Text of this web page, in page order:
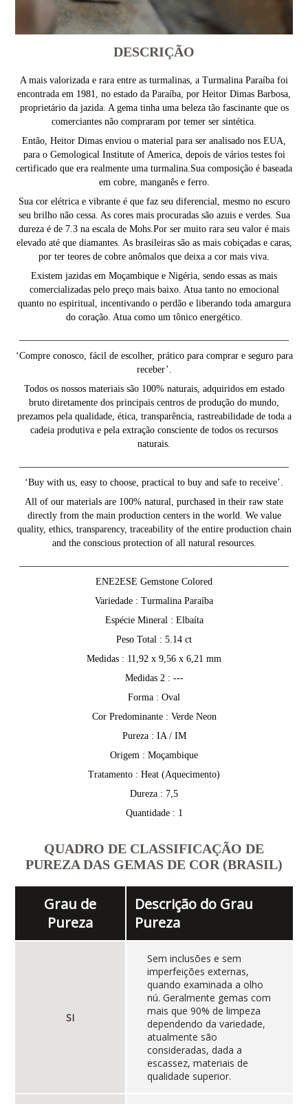
DESCRIÇÃO
A mais valorizada e rara entre as turmalinas, a Turmalina Paraíba foi
encontrada em 1981, no estado da Paraíba, por Heitor Dimas Barbosa,
proprietário da jazida. A gema tinha uma beleza tão fascinante que os
comerciantes não compraram por temer ser sintética.
Então, Heitor Dimas enviou o material para ser analisado nos EUA,
para o Gemological Institute of America, depois de vários testes foi
certificado que era realmente uma turmalina.Sua composição é baseada
em cobre, manganês e ferro.
Sua cor elétrica e vibrante é que faz seu diferencial, mesmo no escuro
seu brilho não cessa. As cores mais procuradas são azuis e verdes. Sua
dureza é de 7.3 na escala de Mohs.Por ser muito rara seu valor é mais
elevado até que diamantes. As brasileiras são as mais cobiçadas e caras,
por ter teores de cobre anômalos que deixa a cor mais viva.
Existem jazidas em Moçambique e Nigéria, sendo essas as mais
comercializadas pelo preço mais baixo. Atua tanto no emocional
quanto no espiritual, incentivando o perdão e liberando toda amargura
do coração. Atua como um tônico energético.
‘Compre conosco, fácil de escolher, prático para comprar e seguro para
receber’.
Todos os nossos materiais são 100% naturais, adquiridos em estado
bruto diretamente dos principais centros de produção do mundo,
prezamos pela qualidade, ética, transparência, rastreabilidade de toda a
cadeia produtiva e pela extração consciente de todos os recursos
naturais.
‘Buy with us, easy to choose, practical to buy and safe to receive’.
All of our materials are 100% natural, purchased in their raw state
directly from the main production centers in the world. We value
quality, ethics, transparency, traceability of the entire production chain
and the conscious protection of all natural resources.
ENE2ESE Gemstone Colored
Variedade : Turmalina Paraíba
Espécie Mineral : Elbaíta
Peso Total : 5.14 ct
Medidas : 11,92 x 9,56 x 6,21 mm
Medidas 2 : ---
Forma : Oval
Cor Predominante : Verde Neon
Pureza : IA / IM
Origem : Moçambique
Tratamento : Heat (Aquecimento)
Dureza : 7,5
Quantidade : 1
QUADRO DE CLASSIFICAÇÃO DE
PUREZA DAS GEMAS DE COR (BRASIL)
Grau de
Pureza
Descrição do Grau
Pureza
SI
Sem inclusões e sem
imperfeições externas,
quando examinada a olho
nú. Geralmente gemas com
mais que 90% de limpeza
dependendo da variedade,
atualmente são
consideradas, dada a
escassez, materiais de
qualidade superior.